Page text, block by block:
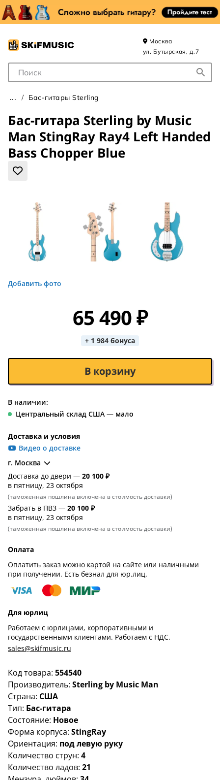
Поле для Поиска
Москва
ул. Бутырская, д.7
Бас-гитары Sterling
Бас-гитара Sterling by Music
Man StingRay Ray4 Left Handed
Bass Chopper Blue
Добавить фото
Код товара: 554540
Производитель: Sterling by Music Man
Страна: США
Тип: Бас-гитара
Состояние: Новое
Форма корпуса: StingRay
Ориентация: под левую руку
Количество струн: 4
Количество ладов: 21
65 490 ₽
+ 1 984 бонуса
В корзину
В наличии:
Центральный склад США — мало
Доставка и условия
Видео о доставке
г. Москва
Доставка до двери — 20 100 ₽
в пятницу, 23 октября
(таможенная пошлина включена в стоимость доставки)
Забрать в ПВЗ — 20 100 ₽
в пятницу, 23 октября
(таможенная пошлина включена в стоимость доставки)
Оплата
Оплатить заказ можно картой на сайте или наличными
при получении. Есть безнал для юр.лиц.
Для юрлиц
Работаем с юрлицами, корпоративными и
государственными клиентами. Работаем с НДС.
sales@skifmusic.ru